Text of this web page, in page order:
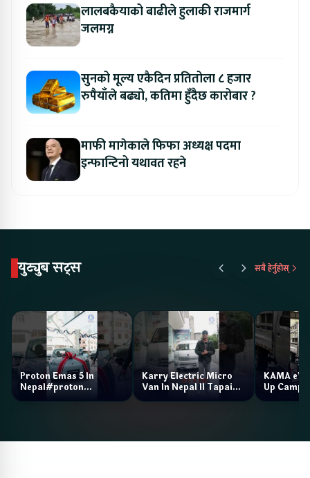
लालबकैयाको बाढीले हुलाकी राजमार्ग
जलमग्न
सुनको मूल्य एकैदिन प्रतितोला ८ हजार
रुपैयाँले बढ्यो, कतिमा हुँदैछ कारोबार ?
माफी मागेकाले फिफा अध्यक्ष पदमा
इन्फान्टिनो यथावत रहने
युट्युब सट्स सबै हेर्नुहोस्
Proton Emas 5 In
Nepal#proton
#protonemas5#protonnepal#evcarnepal
Karry Electric Micro
Van In Nepal II Tapaiko
Bazar II Jankari
KAMA eV
Up Camp